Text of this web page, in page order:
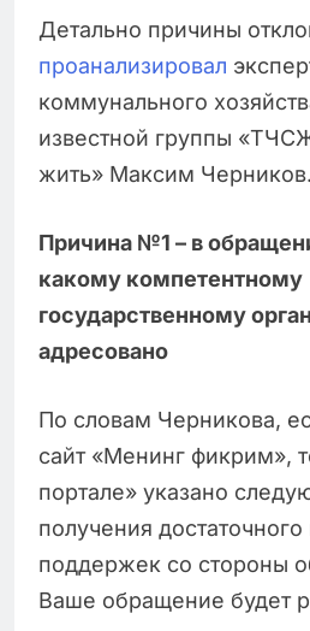
Детально причины
проанализировал
коммунального
известной группы
жить» Максим Черников.
Причина №1 – в
какому компетентному
государственному
адресовано
По словам Черникова,
сайт «Менинг фикрим»,
портале» указано
получения достаточного
поддержек со стороны
Ваше обращение будет